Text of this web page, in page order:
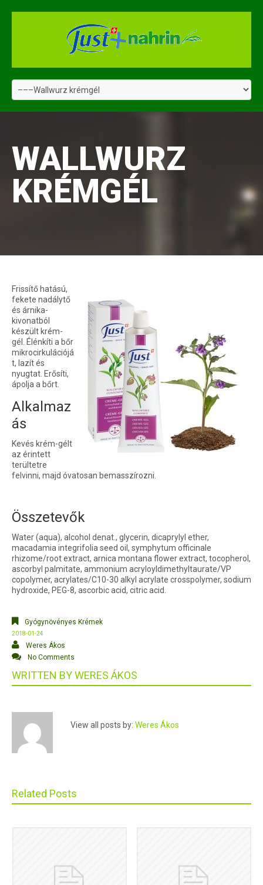
WALLWURZ
KRÉMGÉL
Frissítő hatású,
fekete nadálytő
és árnika-
kivonatból
készült krém-
gél. Élénkíti a bőr
mikrocirkulációjá
t, lazít és
nyugtat. Erősíti,
ápolja a bőrt.
Alkalmaz
ás
Kevés krém-gélt
az érintett
terültetre
felvinni, majd óvatosan bemasszírozni.
Összetevők
Water (aqua), alcohol denat., glycerin, dicaprylyl ether,
macadamia integrifolia seed oil, symphytum officinale
rhizome/root extract, arnica montana flower extract, tocopherol,
ascorbyl palmitate, ammonium acryloyldimethyltaurate/VP
copolymer, acrylates/C10-30 alkyl acrylate crosspolymer, sodium
hydroxide, PEG-8, ascorbic acid, citric acid.
Gyógynövényes Krémek
2018-01-24
Weres Ákos
No Comments
WRITTEN BYWERES ÁKOS
View all posts by: Weres Ákos
Related Posts